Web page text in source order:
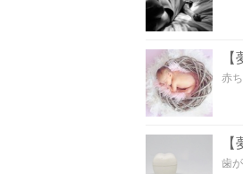
赤
歯